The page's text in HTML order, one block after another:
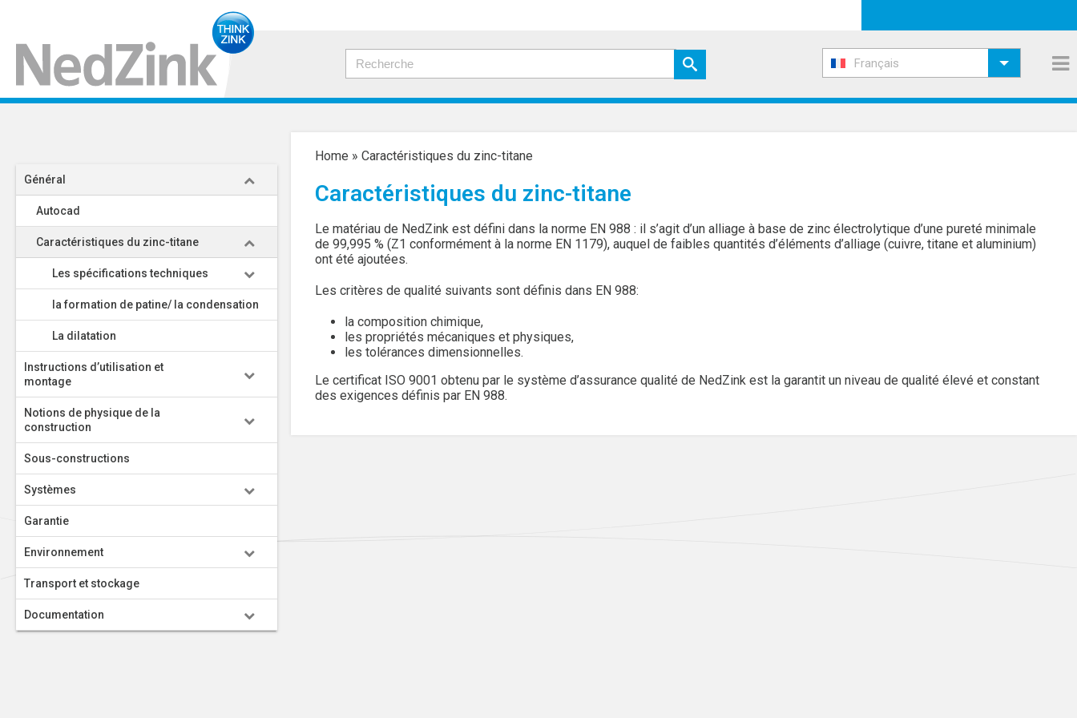
Français
Home » Caractéristiques du zinc-titane
Caractéristiques du zinc-titane
Le matériau de NedZink est défini dans la norme EN 988 : il s’agit d’un alliage à base de zinc électrolytique d’une pureté minimale
de 99,995 % (Z1 conformément à la norme EN 1179), auquel de faibles quantités d’éléments d’alliage (cuivre, titane et aluminium)
ont été ajoutées.
Les critères de qualité suivants sont définis dans EN 988:
la composition chimique,
les propriétés mécaniques et physiques,
les tolérances dimensionnelles.
Le certificat ISO 9001 obtenu par le système d’assurance qualité de NedZink est la garantit un niveau de qualité élevé et constant
des exigences définis par EN 988.
Général
Autocad
Caractéristiques du zinc-titane
Les spécifications techniques
la formation de patine/ la condensation
La dilatation
Instructions d’utilisation et
montage
Notions de physique de la
construction
Sous-constructions
Systèmes
Garantie
Environnement
Transport et stockage
Documentation